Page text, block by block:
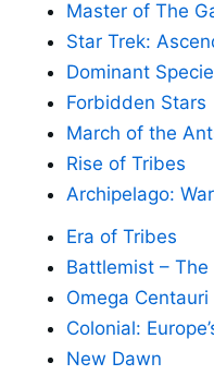
Master of The
Star Trek:
Dominant
Forbidden Stars
March of the
Rise of Tribes
Archipelago:
Era of Tribes
Battlemist –
Omega Centauri
Colonial:
New Dawn